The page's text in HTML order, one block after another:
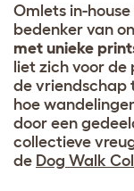
Omlets in-
bedenker van
met unieke
liet zich voor de
de vriendschap
hoe
door een
collectieve
de Dog Walk